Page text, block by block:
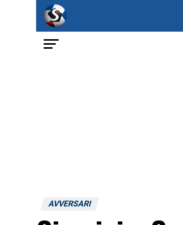
AVVERSARI